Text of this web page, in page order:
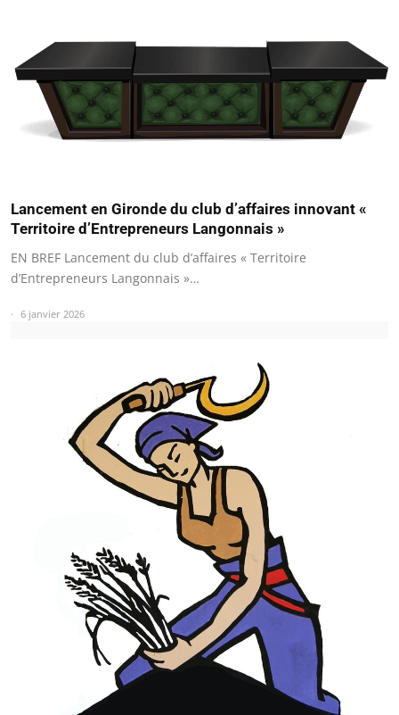
Lancement en Gironde du club d’affaires innovant «
Territoire d’Entrepreneurs Langonnais »
EN BREF Lancement du club d’affaires « Territoire
d’Entrepreneurs Langonnais »…
6 janvier 2026